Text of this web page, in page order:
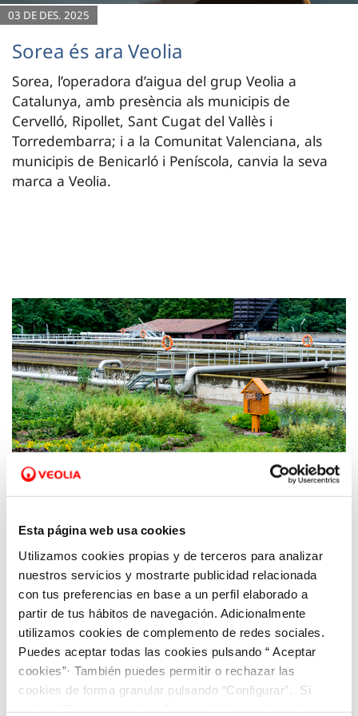
Esta página web usa cookies
Utilizamos cookies propias y de terceros para analizar
nuestros servicios y mostrarte publicidad relacionada
con tus preferencias en base a un perfil elaborado a
partir de tus hábitos de navegación. Adicionalmente
utilizamos cookies de complemento de redes sociales.
Puedes aceptar todas las cookies pulsando “ Aceptar
cookies”· También puedes permitir o rechazar las
cookies de forma granular pulsando “Configurar”. Si
03 DE DES. 2025
Sorea és ara Veolia
Sorea, l’operadora d’aigua del grup Veolia a
Catalunya, amb presència als municipis de
Cervelló, Ripollet, Sant Cugat del Vallès i
Torredembarra; i a la Comunitat Valenciana, als
municipis de Benicarló i Peníscola, canvia la seva
marca a Veolia.
01 DE JUNY 2021
Objectiu per a la pròxima dècada: preservar
els ecosistemes